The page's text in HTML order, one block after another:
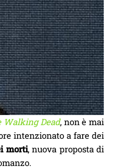
Walking Dead, non è mai
intenzionato a fare dei
morti, nuova proposta di